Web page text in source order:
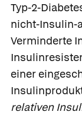
Typ-2-
nicht-Insulin-
Verminderte
einer
relativen